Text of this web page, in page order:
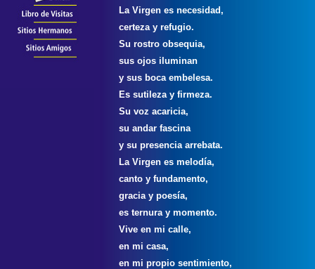
La Virgen es necesidad,
certeza y refugio.
Su rostro obsequia,
sus ojos iluminan
y sus boca embelesa.
Es sutileza y firmeza.
Su voz acaricia,
su andar fascina
y su presencia arrebata.
La Virgen es melodía,
canto y fundamento,
gracia y poesía,
es ternura y momento.
Vive en mi calle,
en mi casa,
en mi propio sentimiento,